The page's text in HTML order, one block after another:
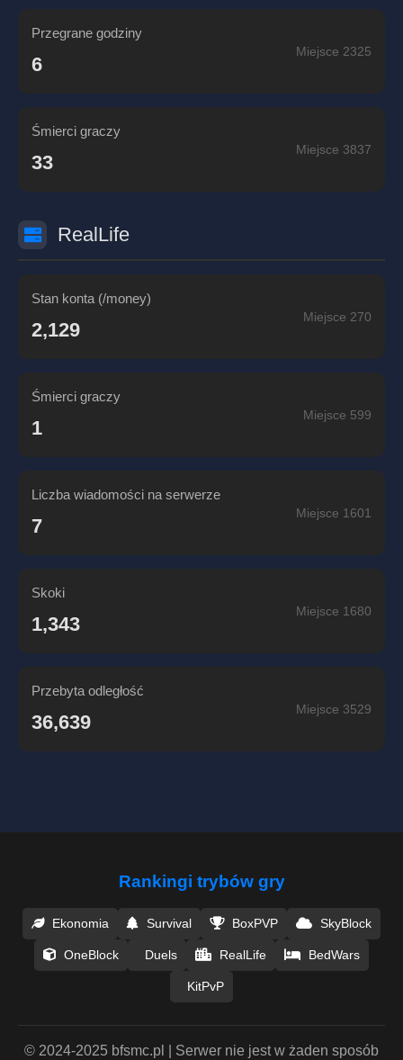
Przegrane godziny
6
Miejsce 2325
Śmierci graczy
33
Miejsce 3837
RealLife
Stan konta (/money)
2,129
Miejsce 270
Śmierci graczy
1
Miejsce 599
Liczba wiadomości na serwerze
7
Miejsce 1601
Skoki
1,343
Miejsce 1680
Przebyta odległość
36,639
Miejsce 3529
Rankingi trybów gry
Ekonomia Survival BoxPVP SkyBlock
OneBlock Duels RealLife BedWars
KitPvP
© 2024-2025 bfsmc.pl | Serwer nie jest w żaden sposób